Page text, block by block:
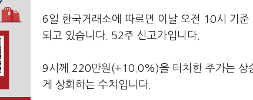
6일 한국거래소에 따르면 이날 오전 10시 기
되고 있습니다. 52주 신고가입니다.
9시께 220만원(+10.0%)을 터치한 주가는 상
게 상회하는 수치입니다.